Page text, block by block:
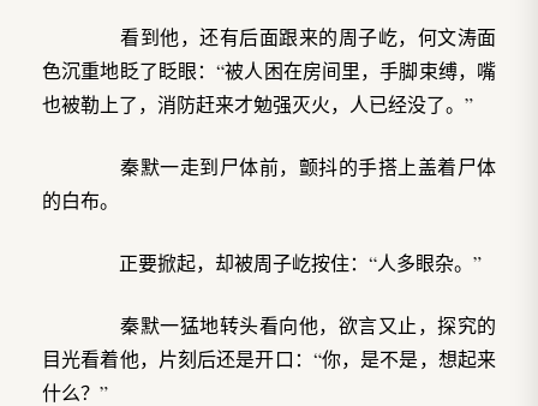
看到他，还有后面跟来的周子屹，何文涛面
色沉重地眨了眨眼：“被人困在房间里，手脚束缚，嘴
也被勒上了，消防赶来才勉强灭火，人已经没了。”
秦默一走到尸体前，颤抖的手搭上盖着尸体
的白布。
正要掀起，却被周子屹按住：“人多眼杂。”
秦默一猛地转头看向他，欲言又止，探究的
目光看着他，片刻后还是开口：“你，是不是，想起来
什么？”